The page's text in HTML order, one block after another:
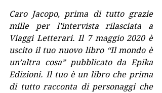
Caro Jacopo, prima di tutto grazie
mille per l’intervista rilasciata a
Viaggi Letterari. Il 7 maggio 2020 è
uscito il tuo nuovo libro “Il mondo è
un’altra cosa” pubblicato da Epika
Edizioni. Il tuo è un libro che prima
di tutto racconta di personaggi che